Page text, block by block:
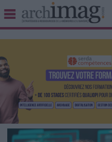
BIBLIOTHÈQUE ÉDITION
UNIVERS DATA
TRAVAIL COLLABORATIF
VIE NUMÉRIQUE
NUMÉRIQUE RESPONSABLE